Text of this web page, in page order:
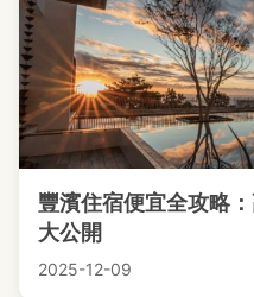
豐濱住宿便宜全攻略
大公開
2025-12-09